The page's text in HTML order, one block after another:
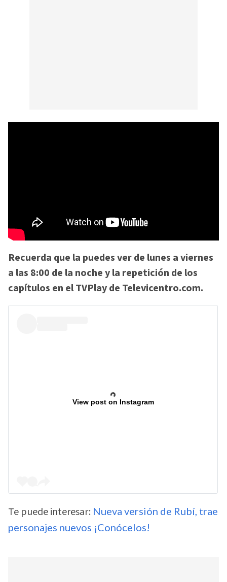
Recuerda que la puedes ver de lunes a viernes
a las 8:00 de la noche y la repetición de los
capítulos en el TVPlay de Televicentro.com.
View post on Instagram
Te puede interesar: Nueva versión de Rubí, trae
personajes nuevos ¡Conócelos!